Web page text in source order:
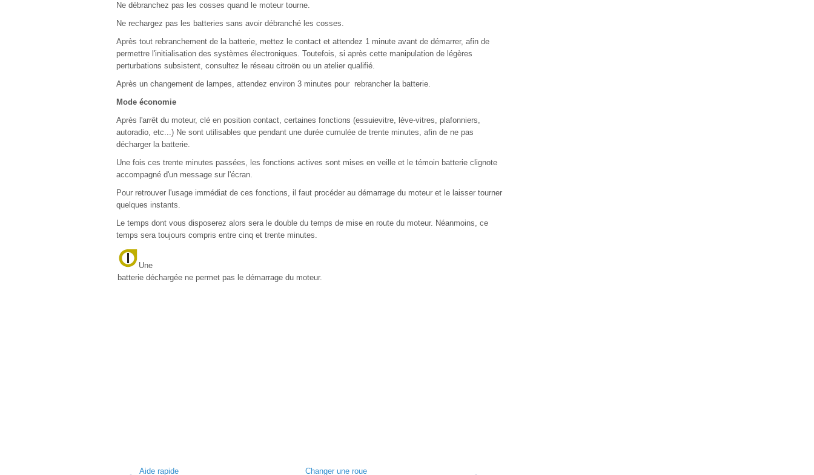
Ne débranchez pas les cosses quand le moteur tourne.
Ne rechargez pas les batteries sans avoir débranché les cosses.
Après tout rebranchement de la batterie, mettez le contact et attendez 1 minute avant de démarrer, afin de
permettre l'initialisation des systèmes électroniques. Toutefois, si après cette manipulation de légères
perturbations subsistent, consultez le réseau citroën ou un atelier qualifié.
Après un changement de lampes, attendez environ 3 minutes pour rebrancher la batterie.
Mode économie
Après l'arrêt du moteur, clé en position contact, certaines fonctions (essuievitre, lève-vitres, plafonniers,
autoradio, etc...) Ne sont utilisables que pendant une durée cumulée de trente minutes, afin de ne pas
décharger la batterie.
Une fois ces trente minutes passées, les fonctions actives sont mises en veille et le témoin batterie clignote
accompagné d'un message sur l'écran.
Pour retrouver l'usage immédiat de ces fonctions, il faut procéder au démarrage du moteur et le laisser tourner
quelques instants.
Le temps dont vous disposerez alors sera le double du temps de mise en route du moteur. Néanmoins, ce
temps sera toujours compris entre cinq et trente minutes.
Une
batterie déchargée ne permet pas le démarrage du moteur.
Aide rapide Changer une roue